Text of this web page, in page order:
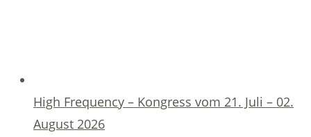
High Frequency – Kongress vom 21. Juli – 02.
August 2026